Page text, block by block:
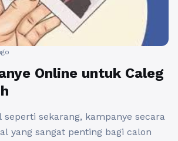
Online untuk Caleg
seperti sekarang, kampanye secara
yang sangat penting bagi calon